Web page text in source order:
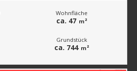
Wohnfläche
ca. 47 m²
Grundstück
ca. 744 m²